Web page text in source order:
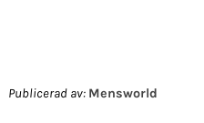
Publicerad av: Mensworld